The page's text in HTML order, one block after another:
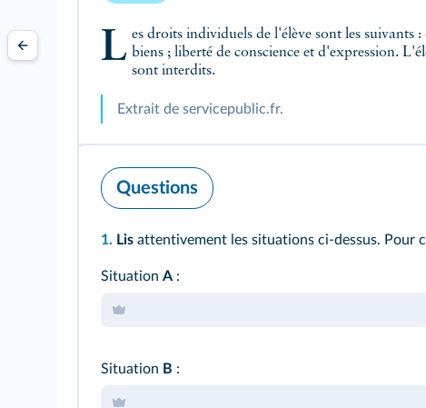
Les droits individuels de l'élève sont les suivants : droit d'être protégé contre les violences physiques ou psychologiques ; droit au respect de son travail et de ses biens ; liberté de conscience et d'expression.
sont interdits.
Extrait de servicepublic.fr.
Questions
1. Lis attentivement les situations ci‑dessus. Pour
Situation A :
Situation B :